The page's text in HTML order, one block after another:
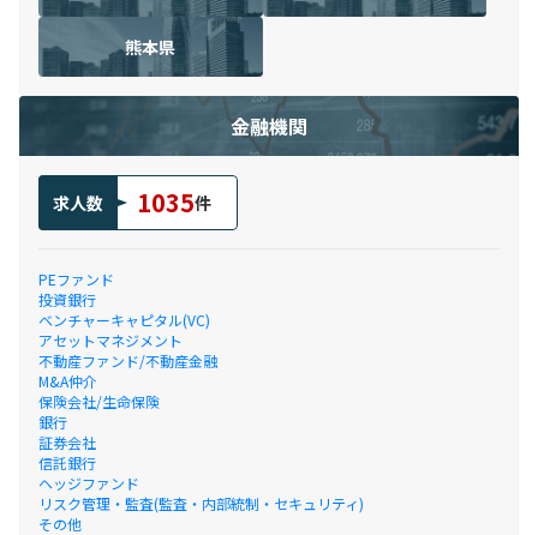
熊本県
金融機関
求人数 1035件
PEファンド
投資銀行
ベンチャーキャピタル(VC)
アセットマネジメント
不動産ファンド/不動産金融
M&A仲介
保険会社/生命保険
銀行
証券会社
信託銀行
ヘッジファンド
リスク管理・監査(監査・内部統制・セキュリティ)
その他